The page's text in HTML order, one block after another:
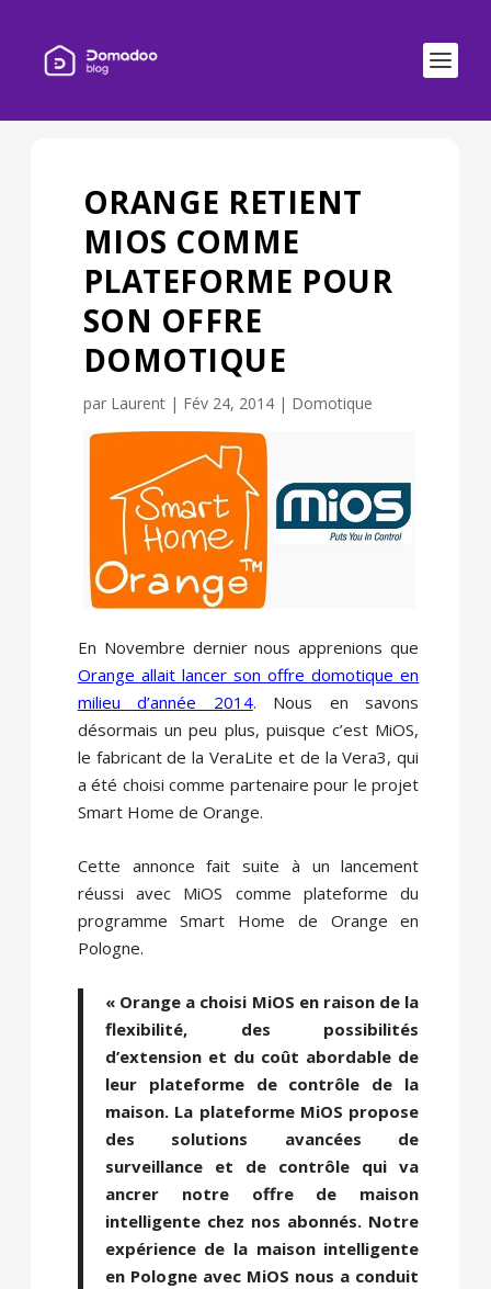
ORANGE RETIENT
MIOS COMME
PLATEFORME POUR
SON OFFRE
DOMOTIQUE
par Laurent| Fév 24, 2014| Domotique
En Novembre dernier nous apprenions que
Orange allait lancer son offre domotique en
milieu d’année 2014. Nous en savons
désormais un peu plus, puisque c’est MiOS,
le fabricant de la VeraLite et de la Vera3, qui
a été choisi comme partenaire pour le projet
Smart Home de Orange.
Cette annonce fait suite à un lancement
réussi avec MiOS comme plateforme du
programme Smart Home de Orange en
Pologne.
« Orange a choisi MiOS en raison de la
flexibilité, des possibilités
d’extension et du coût abordable de
leur plateforme de contrôle de la
maison. La plateforme MiOS propose
des solutions avancées de
surveillance et de contrôle qui va
ancrer notre offre de maison
intelligente chez nos abonnés. Notre
expérience de la maison intelligente
en Pologne avec MiOS nous a conduit